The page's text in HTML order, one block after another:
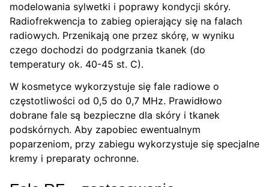
modelowania sylwetki i poprawy kondycji skóry.
Radiofrekwencja to zabieg opierający się na falach
radiowych. Przenikają one przez skórę, w wyniku
czego dochodzi do podgrzania tkanek (do
temperatury ok. 40-45 st. C).
W kosmetyce wykorzystuje się fale radiowe o
częstotliwości od 0,5 do 0,7 MHz. Prawidłowo
dobrane fale są bezpieczne dla skóry i tkanek
podskórnych. Aby zapobiec ewentualnym
poparzeniom, przy zabiegu wykorzystuje się specjalne
kremy i preparaty ochronne.